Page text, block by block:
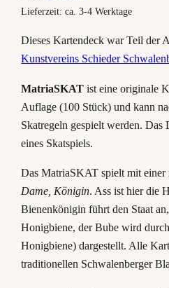
Lieferzeit: ca. 3-4 Werktage
Dieses Kartendeck war Teil der
Kunstvereins Schieder
MatriaSKAT ist eine originale
Auflage (100 Stück) und kann
Skatregeln gespielt werden.
eines Skatspiels.
Das MatriaSKAT spielt mit
Dame, Königin. Ass ist hier die
Bienenkönigin führt den Staat
Honigbiene, der Bube wird
Honigbiene) dargestellt. Alle
traditionellen Schwalenberger